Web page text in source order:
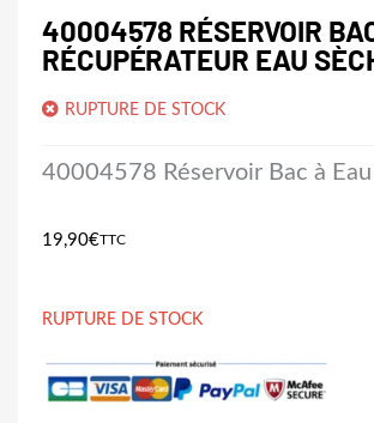
40004578 RÉSERVOIR
RÉCUPÉRATEUR EAU
RUPTURE DE STOCK
40004578 Réservoir Bac à Eau
19,90€TTC
RUPTURE DE STOCK